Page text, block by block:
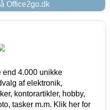
Office2go.dk
end 4.000 unikke
af elektronik,
kontorartikler, hobby,
tasker m.m. Klik her for